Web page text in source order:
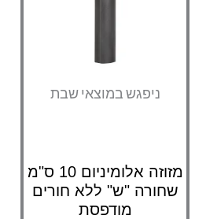
ניפגש במוצאי שבת
מזוזה אלומיניום 10 ס"מ
שחורה "ש" ללא חורים
מודפסת